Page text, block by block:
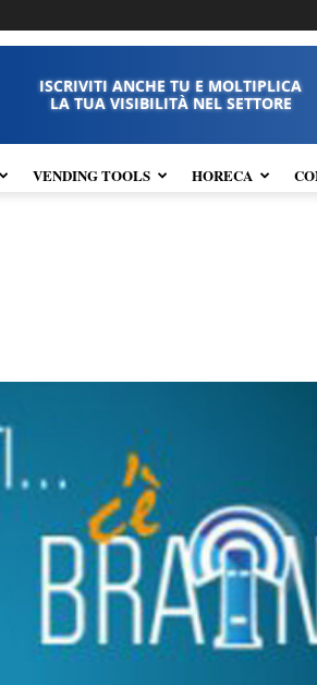
ISCRIVITI ANCHE TU E MOLTIPLICA
LA TUA VISIBILITÀ NEL SETTORE
VENDING TOOLS HORECA